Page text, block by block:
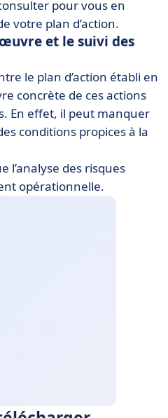
pour vous en
votre plan d’action.
et le suivi des
le plan d’action établi en
concrète de ces actions
En effet, il peut manquer
conditions propices à la
l’analyse des risques
opérationnelle.